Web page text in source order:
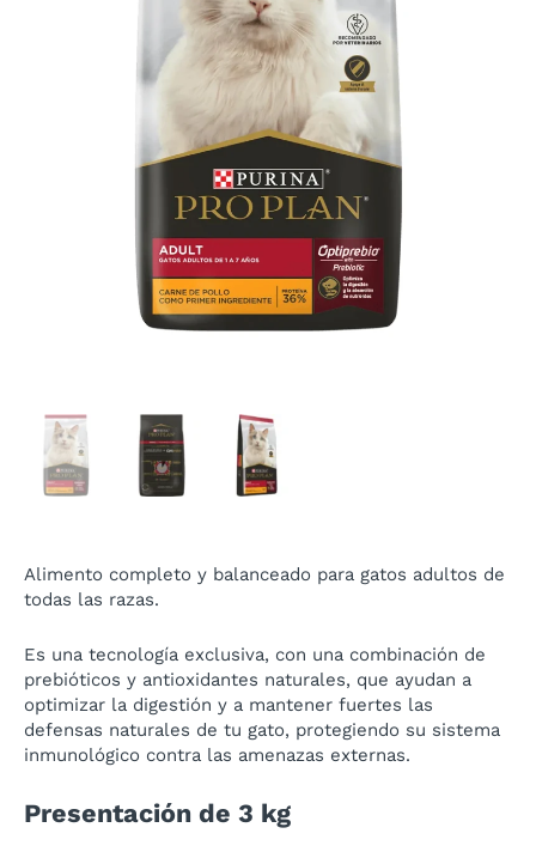
Alimento completo y balanceado para gatos adultos de
todas las razas.
Es una tecnología exclusiva, con una combinación de
prebióticos y antioxidantes naturales, que ayudan a
optimizar la digestión y a mantener fuertes las
defensas naturales de tu gato, protegiendo su sistema
inmunológico contra las amenazas externas.
Presentación de 3 kg